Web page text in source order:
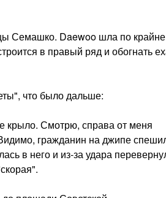
Семашко. Daewoo шла по
в правый ряд и обогнать
что было дальше:
крыло. Смотрю, справа от меня
гражданин на джипе
в него и из-за удара